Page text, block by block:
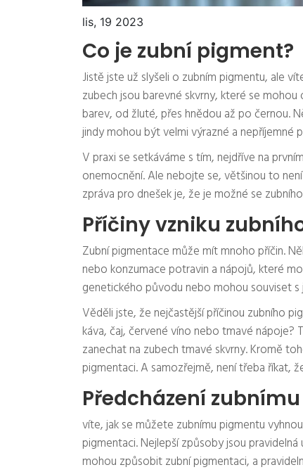
lis, 19 2023
Co je zubní pigment?
Jistě jste už slyšeli o zubním pigmentu, ale
zubech jsou barevné skvrny, které se
barev, od žluté, přes hnědou až po černou.
jindy mohou být velmi výrazné a nepříjemné
V praxi se setkáváme s tím, nejdříve na
onemocnění. Ale nebojte se, většinou to
zpráva pro dnešek je, že je možné se
Příčiny vzniku
Zubní pigmentace může mít mnoho příčin.
nebo konzumace potravin a nápojů, které
genetického původu nebo mohou souviset
Věděli jste, že nejčastější příčinou zubního
káva, čaj, červené víno nebo tmavé
zanechat na zubech tmavé skvrny. Kromě
pigmentaci. A samozřejmě, není třeba říkat,
Předcházení
víte, jak se můžete zubnímu pigmentu
pigmentaci. Nejlepší způsoby jsou
mohou způsobit zubní pigmentaci, a